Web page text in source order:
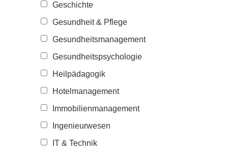
Geschichte
Gesundheit & Pflege
Gesundheitsmanagement
Gesundheitspsychologie
Heilpädagogik
Hotelmanagement
Immobilienmanagement
Ingenieurwesen
IT & Technik